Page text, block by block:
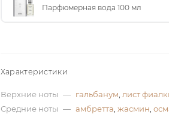
Парфюмерная вода 100 мл
Характеристики
Верхние ноты — гальбанум лист
Средние ноты — амбретта жасмин